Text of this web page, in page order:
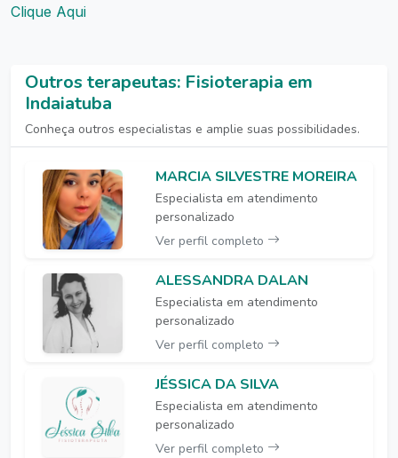
Clique Aqui
Outros terapeutas: Fisioterapia em
Indaiatuba
Conheça outros especialistas e amplie suas possibilidades.
MARCIA SILVESTRE MOREIRA
Especialista em atendimento
personalizado
Ver perfil completo
ALESSANDRA DALAN
Especialista em atendimento
personalizado
Ver perfil completo
JÉSSICA DA SILVA
Especialista em atendimento
personalizado
Ver perfil completo